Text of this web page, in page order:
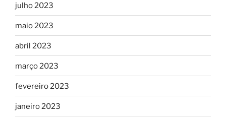
julho 2023
maio 2023
abril 2023
março 2023
fevereiro 2023
janeiro 2023